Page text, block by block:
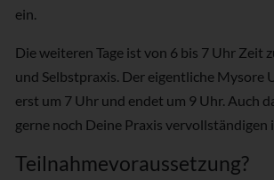
ein.
Die weiteren Tage ist von 6 bis 7 Uhr Zeit
und Selbstpraxis. Der eigentliche Mysore
erst um 7 Uhr und endet um 9 Uhr. Auch
gerne noch Deine Praxis vervollständigen
Teilnahmevoraussetzung?